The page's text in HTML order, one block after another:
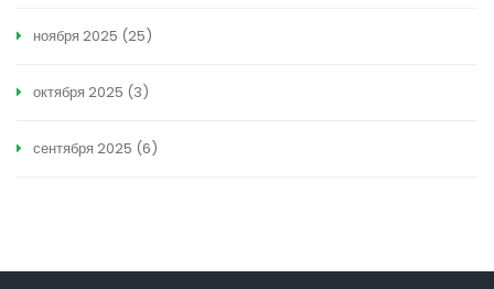
ноября 2025 (25)
октября 2025 (3)
сентября 2025 (6)